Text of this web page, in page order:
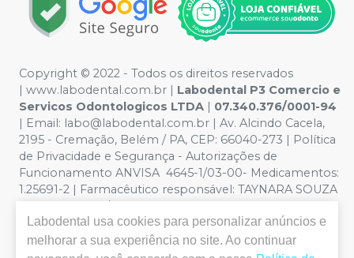
Copyright © 2022 - Todos os direitos reservados
| www.labodental.com.br | Labodental P3 Comercio e
Servicos Odontologicos LTDA | 07.340.376/0001-94
| Email: labo@labodental.com.br | Av. Alcindo Cacela,
2195 - Cremação, Belém / PA, CEP: 66040-273 | Política
de Privacidade e Segurança - Autorizações de
Funcionamento ANVISA 4645-1/03-00- Medicamentos:
1.25691-2 | Farmacêutico responsável: TAYNARA SOUZA
MIRANDA. CRF/PA nº 6965 |
Segurança - Fotos meramente ilustrativas - Os preços e
condições da loja virtual estão sujeitos a alterações. Em
Labodental usa cookies para personalizar anúncios e
melhorar a sua experiência no site. Ao continuar